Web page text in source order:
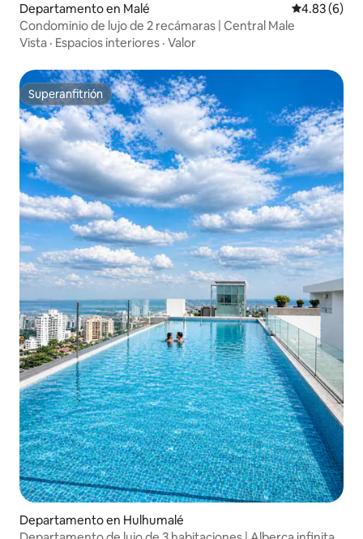
Departamento en Malé Calificación
4.83 (6)
Condominio de lujo de 2 recámaras | Central Male
Vista · Espacios interiores · Valor
Superanfitrión
Superanfitrión
Departamento en Hulhumalé